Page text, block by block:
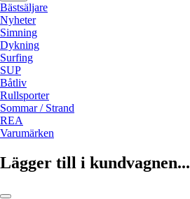
Bästsäljare
Nyheter
Simning
Dykning
Surfing
SUP
Båtliv
Rullsporter
Sommar / Strand
REA
Varumärken
Lägger till i kundvagnen...